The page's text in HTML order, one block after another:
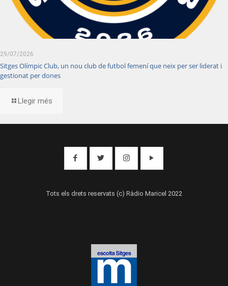
29/07/2026
Sitges Olímpic Club, un nou club de futbol femení que neix per ser liderat i
gestionat per dones
Llegir més
Tots els drets reservats (c) Ràdio Maricel 2022